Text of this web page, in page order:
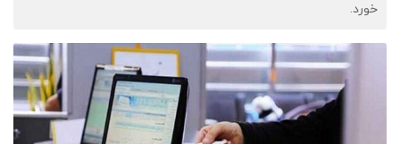
خورد.